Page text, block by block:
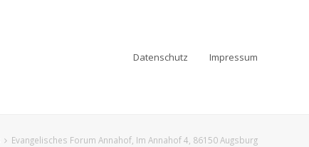
Datenschutz Impressum
Evangelisches Forum Annahof, Im Annahof 4, 86150 Augsburg